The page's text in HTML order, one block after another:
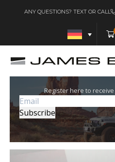
ANY QUESTIONS? TEXT OR CALL
Register here to receive